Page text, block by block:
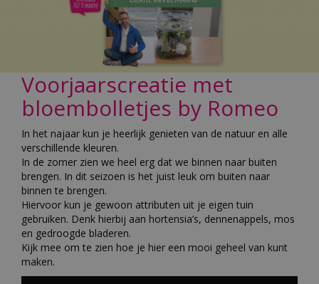
Voorjaarscreatie met
bloembolletjes by Romeo
In het najaar kun je heerlijk genieten van de natuur en alle
verschillende kleuren.
In de zomer zien we heel erg dat we binnen naar buiten
brengen. In dit seizoen is het juist leuk om buiten naar
binnen te brengen.
Hiervoor kun je gewoon attributen uit je eigen tuin
gebruiken. Denk hierbij aan hortensia’s, dennenappels, mos
en gedroogde bladeren.
​Kijk mee om te zien hoe je hier een mooi geheel van kunt
maken.